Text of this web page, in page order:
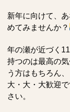
新年に向けて、
めてみませんか？
年の瀬が近づく
持つのは最高の
う方はもちろん
大・大・大歓迎
さい。